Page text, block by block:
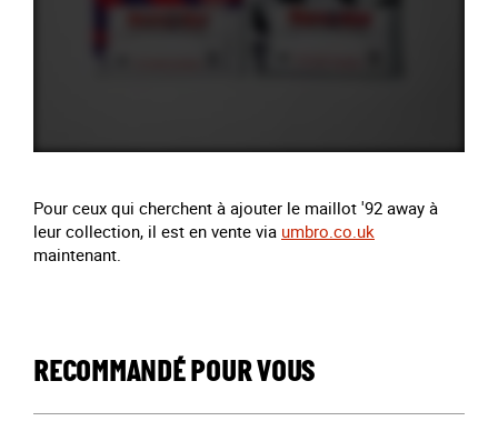
Pour ceux qui cherchent à ajouter le maillot '92 away à
leur collection, il est en vente via umbro.co.uk
maintenant.
RECOMMANDÉ POUR VOUS